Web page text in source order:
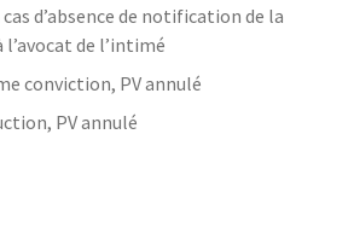
d’absence de notification de la
de l’intimé
conviction, PV annulé
PV annulé